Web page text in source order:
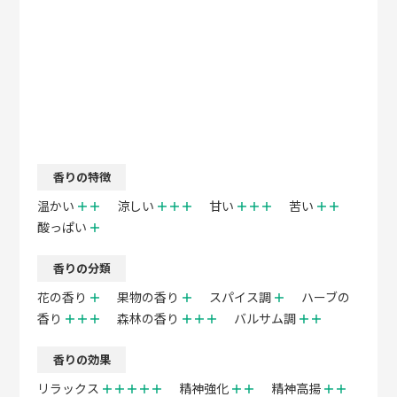
香りの特徴
温かい ＋＋ 涼しい ＋＋＋ 甘い ＋＋＋ 苦い ＋＋
酸っぱい ＋
香りの分類
花の香り ＋ 果物の香り ＋ スパイス調 ＋
ハーブの
香り ＋＋＋ 森林の香り ＋＋＋ バルサム調 ＋＋
香りの効果
リラックス ＋＋＋＋＋ 精神強化 ＋＋ 精神高揚 ＋＋